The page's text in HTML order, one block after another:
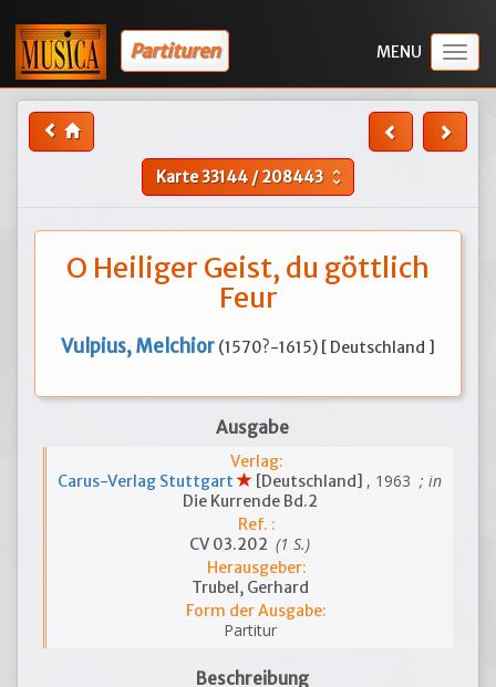
Partituren
Karte33144/208443 unfold_more
O Heiliger Geist, du göttlich
Feur
Vulpius, Melchior (1570?-1615) [ Deutschland ]
Ausgabe
Verlag:
Carus-Verlag Stuttgart
[Deutschland] , 1963 ; in
Die Kurrende Bd.2
Ref. :
CV 03.202 (1 S.)
Herausgeber:
Trubel, Gerhard
Form der Ausgabe:
Partitur
Beschreibung